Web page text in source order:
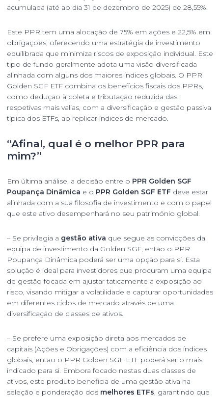
acumulada (até ao dia 31 de dezembro de 2025) de 28,55%.
Este PPR tem uma alocação de 75% em ações e 22,5% em
obrigações, oferecendo uma estratégia de investimento
equilibrada que minimiza riscos de exposição individual. Este
tipo de fundo geralmente adota uma visão diversificada
alinhada com alguns dos maiores índices globais. O PPR
Golden SGF ETF combina os benefícios fiscais dos PPRs,
como dedução à coleta e tributação reduzida das
respetivas mais valias, com a diversificação e gestão passiva
típica dos ETFs, ao replicar índices de mercado.
“Afinal, qual é o melhor PPR para
mim?”
Em última análise, a decisão entre o PPR Golden SGF
Poupança Dinâmica e o PPR Golden SGF ETF deve estar
alinhada com a sua filosofia de investimento e com o papel
que este ativo desempenhará no seu património global.
– Se privilegia a gestão ativa que segue as convicções da
equipa de investimento da Golden SGF, então o PPR
Poupança Dinâmica poderá ser uma opção para si. Esta
solução é ideal para investidores que procuram uma equipa
de gestão focada em ajustar taticamente a exposição ao
risco, visando mitigar a volatilidade e capturar oportunidades
em diferentes ciclos de mercado através de uma
diversificação de classes de ativos.
– Se prefere uma exposição direta aos mercados de
capitais (Ações e Obrigações) com a eficiência dos índices
globais, então o PPR Golden SGF ETF poderá ser o mais
indicado para si. Embora focado nestas duas classes de
ativos, este produto beneficia de uma gestão ativa na
seleção e ponderação dos melhores ETFs, garantindo que